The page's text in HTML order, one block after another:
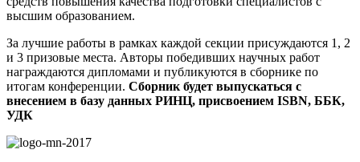
высшим образованием.
За лучшие работы в рамках каждой секции присуждаются 1, 2
и 3 призовые места. Авторы победивших научных работ
награждаются дипломами и публикуются в сборнике по
итогам конференции. Сборник будет выпускаться с
внесением в базу данных РИНЦ, присвоением ISBN, ББК,
УДК